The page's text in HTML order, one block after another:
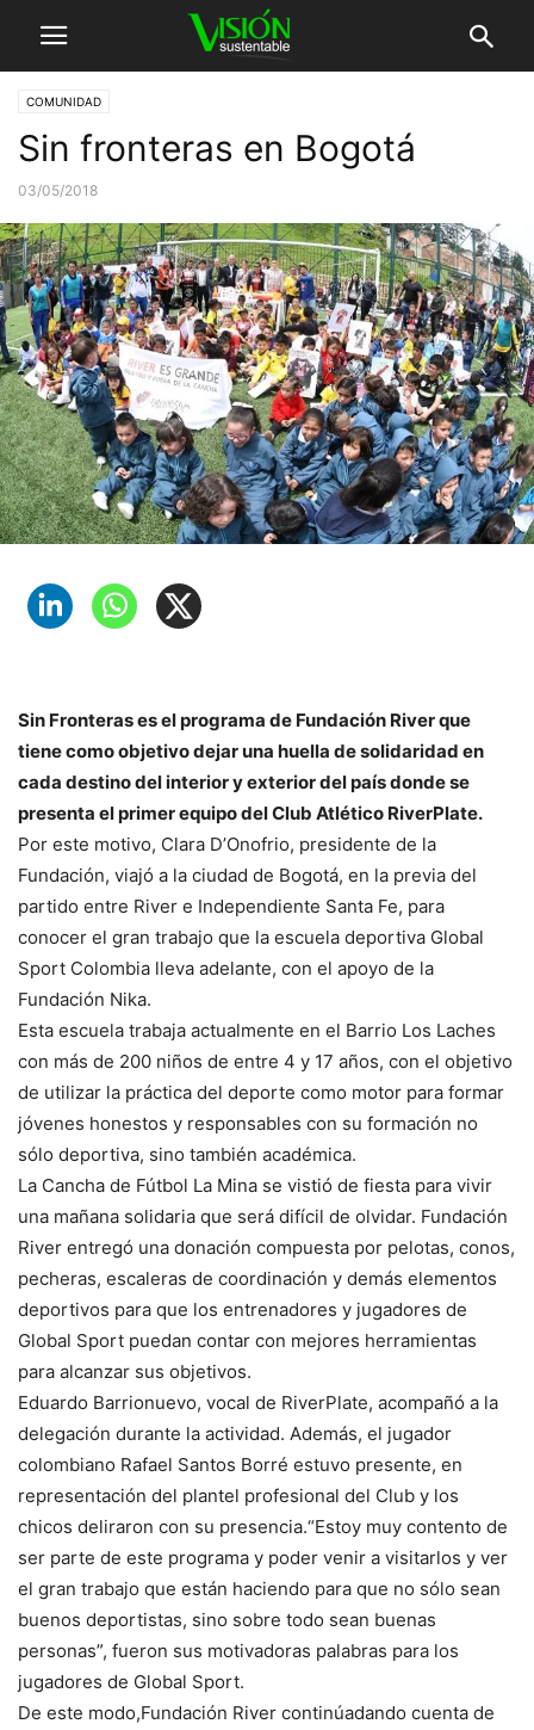
COMUNIDAD
Sin fronteras en Bogotá
03/05/2018
Sin Fronteras es el programa de Fundación River que
tiene como objetivo dejar una huella de solidaridad en
cada destino del interior y exterior del país donde se
presenta el primer equipo del Club Atlético RiverPlate.
Por este motivo, Clara D’Onofrio, presidente de la
Fundación, viajó a la ciudad de Bogotá, en la previa del
partido entre River e Independiente Santa Fe, para
conocer el gran trabajo que la escuela deportiva Global
Sport Colombia lleva adelante, con el apoyo de la
Fundación Nika.
Esta escuela trabaja actualmente en el Barrio Los Laches
con más de 200 niños de entre 4 y 17 años, con el objetivo
de utilizar la práctica del deporte como motor para formar
jóvenes honestos y responsables con su formación no
sólo deportiva, sino también académica.
La Cancha de Fútbol La Mina se vistió de fiesta para vivir
una mañana solidaria que será difícil de olvidar. Fundación
River entregó una donación compuesta por pelotas, conos,
pecheras, escaleras de coordinación y demás elementos
deportivos para que los entrenadores y jugadores de
Global Sport puedan contar con mejores herramientas
para alcanzar sus objetivos.
Eduardo Barrionuevo, vocal de RiverPlate, acompañó a la
delegación durante la actividad. Además, el jugador
colombiano Rafael Santos Borré estuvo presente, en
representación del plantel profesional del Club y los
chicos deliraron con su presencia.“Estoy muy contento de
ser parte de este programa y poder venir a visitarlos y ver
el gran trabajo que están haciendo para que no sólo sean
buenos deportistas, sino sobre todo sean buenas
personas”, fueron sus motivadoras palabras para los
jugadores de Global Sport.
De este modo,Fundación River continúadando cuenta de